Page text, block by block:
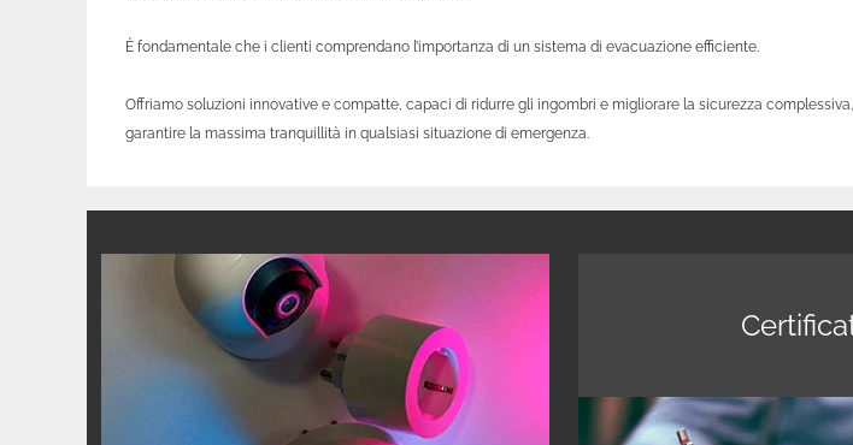
È fondamentale che i clienti comprendano l’importanza di un sistema di evacuazione efficiente.
Offriamo soluzioni innovative e compatte, capaci di ridurre gli ingombri e migliorare la sicurezza
garantire la massima tranquillità in qualsiasi situazione di emergenza.